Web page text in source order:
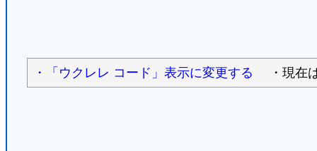
・「ウクレレ コード」表示に変更する ・現在